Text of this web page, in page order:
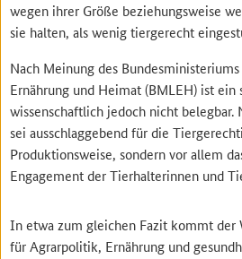
wegen ihrer Größe beziehungsweise
sie halten, als wenig tiergerecht
Nach Meinung des
Ernährung und Heimat (BMLEH) ist ein
wissenschaftlich jedoch nicht
sei ausschlaggebend für die
Produktionsweise, sondern vor allem
Engagement der Tierhalterinnen und
In etwa zum gleichen Fazit kommt der
für Agrarpolitik, Ernährung und